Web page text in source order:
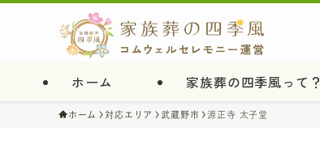
ホーム 家族葬の四季風って？
ホーム 対応エリア 武蔵野市 源正寺 太子堂